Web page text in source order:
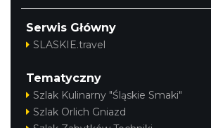
Serwis Główny
SLASKIE.travel
Tematyczny
Szlak Kulinarny "Śląskie Smaki"
Szlak Orlich Gniazd